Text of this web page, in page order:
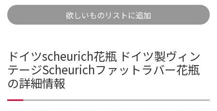
欲しいものリストに追加
ドイツscheurich花瓶 ドイツ製ヴィン
テージScheurichファットラバー花瓶
の詳細情報